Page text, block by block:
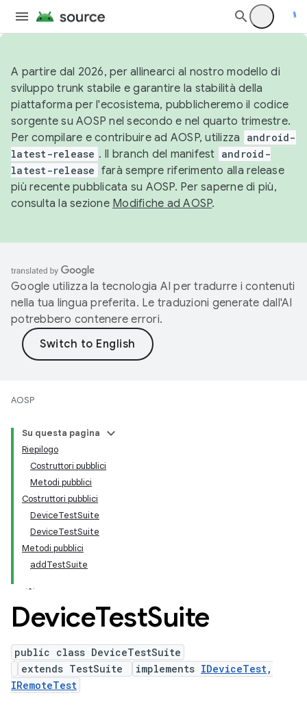
A partire dal 2026, per allinearci al nostro modello di
sviluppo trunk stabile e garantire la stabilità della
piattaforma per l'ecosistema, pubblicheremo il codice
sorgente su AOSP nel secondo e nel quarto trimestre.
Per compilare e contribuire ad AOSP, utilizza
android-
latest-release . Il branch del manifest android-
latest-release farà sempre riferimento alla release
più recente pubblicata su AOSP. Per saperne di più,
consulta la sezione Modifiche ad AOSP.
Google utilizza la tecnologia AI per tradurre i contenuti
nella tua lingua preferita. Le traduzioni generate dall'AI
potrebbero contenere errori.
AOSP
Su questa pagina
Riepilogo
Costruttori pubblici
Metodi pubblici
Costruttori pubblici
DeviceTestSuite
DeviceTestSuite
Metodi pubblici
addTestSuite
DeviceTestSuite
public class DeviceTestSuite
extends TestSuite
implements IDeviceTest,
IRemoteTest